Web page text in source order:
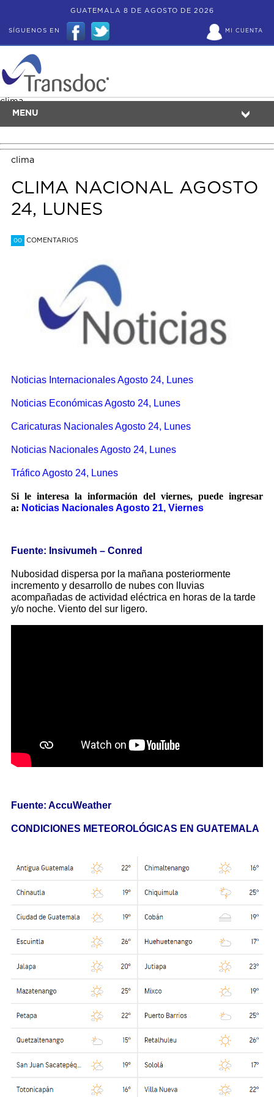
GUATEMALA 8 DE AGOSTO DE 2026
MI CUENTA
SÍGUENOS EN
MENU
clima
clima
CLIMA NACIONAL AGOSTO
24, LUNES
00 COMENTARIOS
Noticias Internacionales Agosto 24, Lunes
Noticias Económicas Agosto 24, Lunes
Caricaturas Nacionales Agosto 24, Lunes
Noticias Nacionales Agosto 24, Lunes
Tráfico Agosto 24, Lunes
Si le interesa la información del viernes, puede ingresar
a: Noticias Nacionales Agosto 21, Viernes
Fuente: Insivumeh – Conred
Nubosidad dispersa por la mañana posteriormente
incremento y desarrollo de nubes con lluvias
acompañadas de actividad eléctrica en horas de la tarde
y/o noche. Viento del sur ligero.
Fuente: AccuWeather
CONDICIONES METEOROLÓGICAS EN GUATEMALA